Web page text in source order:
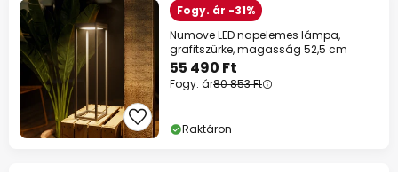
Fogy. ár -31%
Numove LED napelemes lámpa,
grafitszürke, magasság 52,5 cm
55 490 Ft
Fogy. ár80 853 Ft
Raktáron